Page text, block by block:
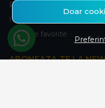
Doar
Recuperare parola
Istoric comenzi
Produse favorite
ABONEAZA-TE LA